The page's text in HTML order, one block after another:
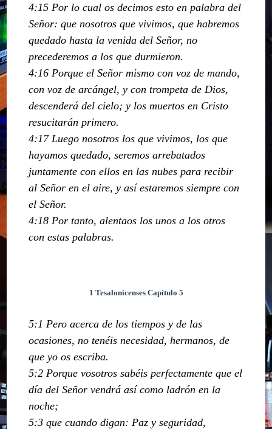
4:15 Por lo cual os decimos esto en palabra del
Señor: que nosotros que vivimos, que habremos
quedado hasta la venida del Señor, no
precederemos a los que durmieron.
4:16 Porque el Señor mismo con voz de mando,
con voz de arcángel, y con trompeta de Dios,
descenderá del cielo; y los muertos en Cristo
resucitarán primero.
4:17 Luego nosotros los que vivimos, los que
hayamos quedado, seremos arrebatados
juntamente con ellos en las nubes para recibir
al Señor en el aire, y así estaremos siempre con
el Señor.
4:18 Por tanto, alentaos los unos a los otros
con estas palabras.
1 Tesalonicenses Capítulo 5
5:1 Pero acerca de los tiempos y de las
ocasiones, no tenéis necesidad, hermanos, de
que yo os escriba.
5:2 Porque vosotros sabéis perfectamente que el
día del Señor vendrá así como ladrón en la
noche;
5:3 que cuando digan: Paz y seguridad,